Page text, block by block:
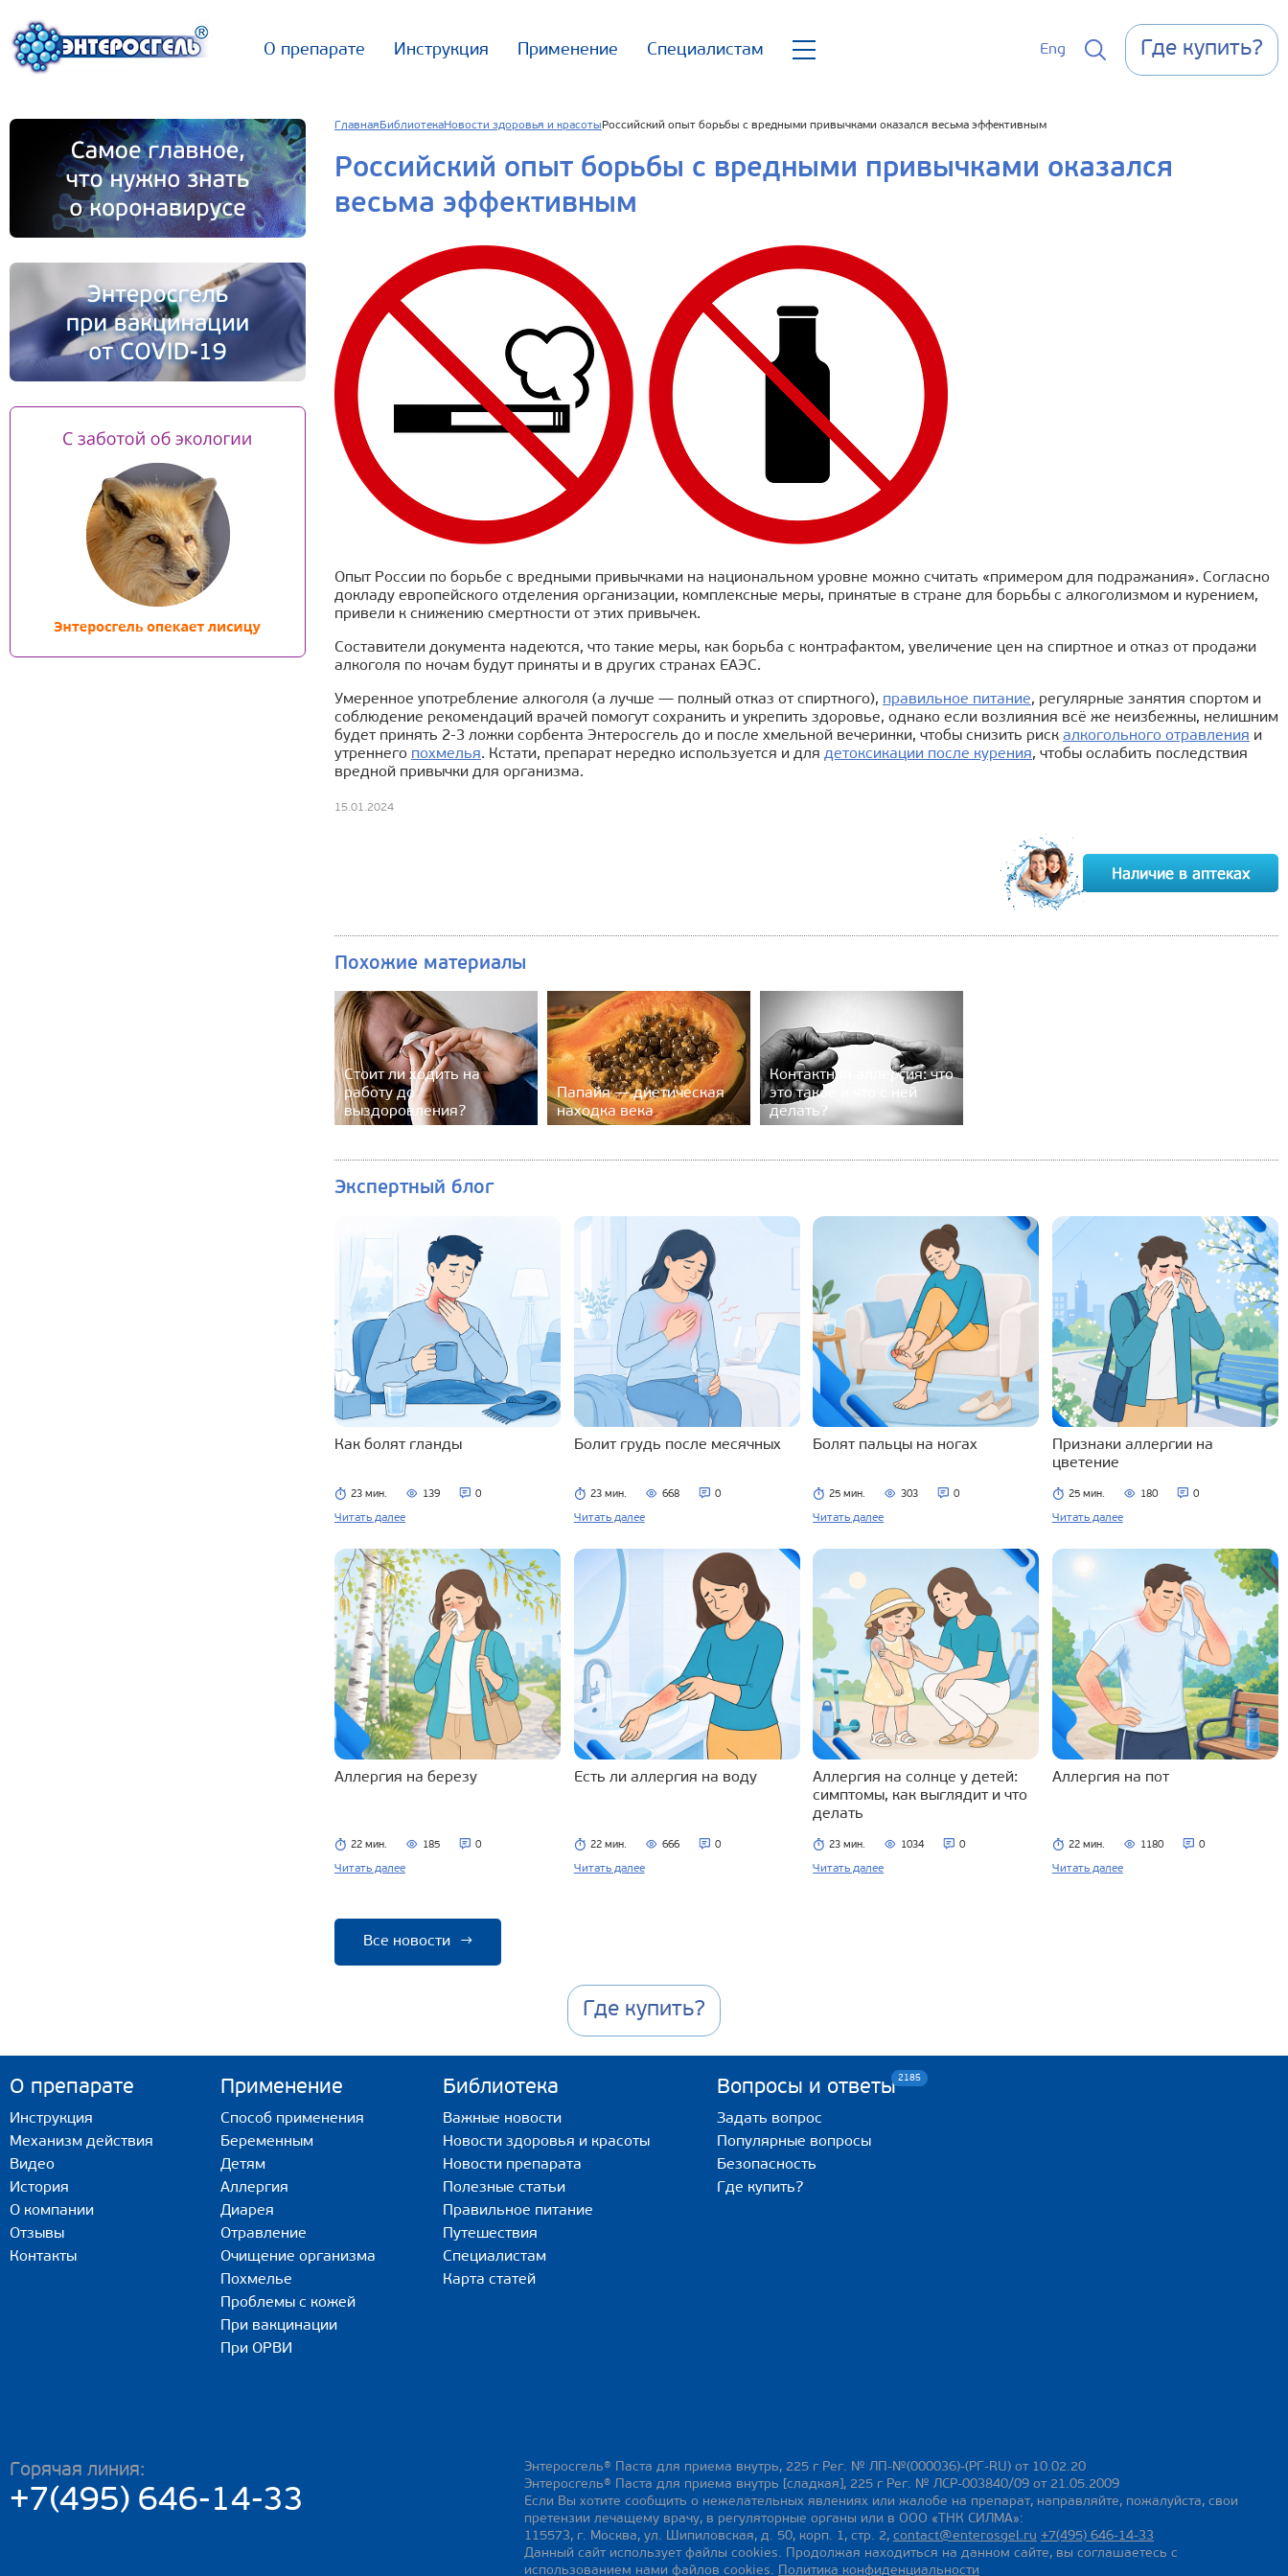
О препарате Инструкция Применение Специалистам Eng Где купить?
Главная БиблиотекаНовости здоровья и красоты Российский опыт борьбы с вредными привычками оказался весьма эффективным
Российский опыт борьбы с вредными привычками оказался
весьма эффективным
Опыт России по борьбе с вредными привычками на национальном уровне можно считать «примером для подражания». Согласно
докладу европейского отделения организации, комплексные меры, принятые в стране для борьбы с алкоголизмом и курением,
привели к снижению смертности от этих привычек.
Составители документа надеются, что такие меры, как борьба с контрафактом, увеличение цен на спиртное и отказ от продажи
алкоголя по ночам будут приняты и в других странах ЕАЭС.
Умеренное употребление алкоголя (а лучше — полный отказ от спиртного), правильное питание, регулярные занятия спортом и
соблюдение рекомендаций врачей помогут сохранить и укрепить здоровье, однако если возлияния всё же неизбежны, нелишним
будет принять 2-3 ложки сорбента Энтеросгель до и после хмельной вечеринки, чтобы снизить риск алкогольного отравления и
утреннего похмелья. Кстати, препарат нередко используется и для детоксикации после курения, чтобы ослабить последствия
вредной привычки для организма.
15.01.2024
Похожие материалы
Стоит ли ходить на
работу до
выздоровления?
Папайя — диетическая
находка века
Контактная аллергия: что
это такое и что с ней
делать?
Экспертный блог
Как болят гланды
23 мин. 139 0
Читать далее
Болит грудь после месячных
23 мин. 668 0
Читать далее
Болят пальцы на ногах
25 мин. 303 0
Читать далее
Признаки аллергии на
цветение
25 мин. 180 0
Читать далее
Аллергия на березу
22 мин. 185 0
Читать далее
Есть ли аллергия на воду
22 мин. 666 0
Читать далее
Аллергия на солнце у детей:
симптомы, как выглядит и что
делать
23 мин. 1034 0
Читать далее
Аллергия на пот
22 мин. 1180 0
Читать далее
Все новости →
Где купить?
О препарате
Инструкция
Механизм действия
Видео
История
О компании
Отзывы
Контакты
Применение
Способ применения
Беременным
Детям
Аллергия
Диарея
Отравление
Очищение организма
Похмелье
Проблемы с кожей
При вакцинации
При ОРВИ
Библиотека
Важные новости
Новости здоровья и красоты
Новости препарата
Полезные статьи
Правильное питание
Путешествия
Специалистам
Карта статей
Вопросы и ответы2185
Задать вопрос
Популярные вопросы
Безопасность
Где купить?
Горячая линия:
+7(495) 646-14-33
Энтеросгель® Паста для приема внутрь, 225 г Рег. № ЛП-№(000036)-(РГ-RU) от 10.02.20
Энтеросгель® Паста для приема внутрь [сладкая], 225 г Рег. № ЛСР-003840/09 от 21.05.2009
Если Вы хотите сообщить о нежелательных явлениях или жалобе на препарат, направляйте, пожалуйста, свои
претензии лечащему врачу, в регуляторные органы или в ООО «ТНК СИЛМА»:
115573, г. Москва, ул. Шипиловская, д. 50, корп. 1, стр. 2, contact@enterosgel.ru +7(495) 646-14-33
Данный сайт использует файлы cookies. Продолжая находиться на данном сайте, вы соглашаетесь с
использованием нами файлов cookies. Политика конфиденциальности